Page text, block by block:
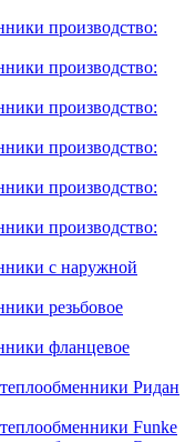
производство:
производство:
производство:
производство:
производство:
производство:
с наружной
резьбовое
фланцевое
Ридан
Funke